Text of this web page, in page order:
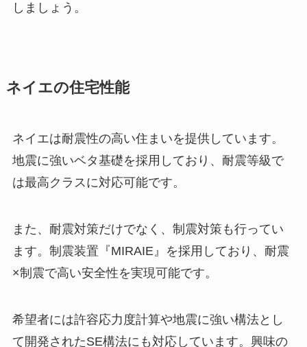
しましょう。
ネイエの住宅性能
ネイエは耐震性の高い住まいを提供しています。
地震に強いベタ基礎を採用しており、耐震等級で
は最高クラスに対応可能です。
また、耐震対策だけでなく、制震対策も行ってい
ます。制震装置『MIRAIE』を採用しており、耐震
×制震で高い安全性を実現可能です。
希望者には許容応力度計算や地震に強い構法とし
て開発されたSE構法にも対応しています。興味の